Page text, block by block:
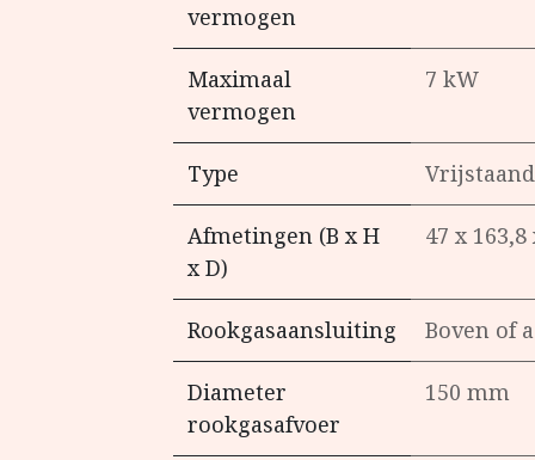
vermogen
Maximaal
vermogen
7 kW
Type Vrijstaand
Afmetingen (B x H
x D)
47 x
Rookgasaansluiting Boven of
Diameter
rookgasafvoer
150 mm